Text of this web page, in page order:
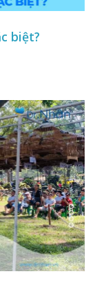
biệt?